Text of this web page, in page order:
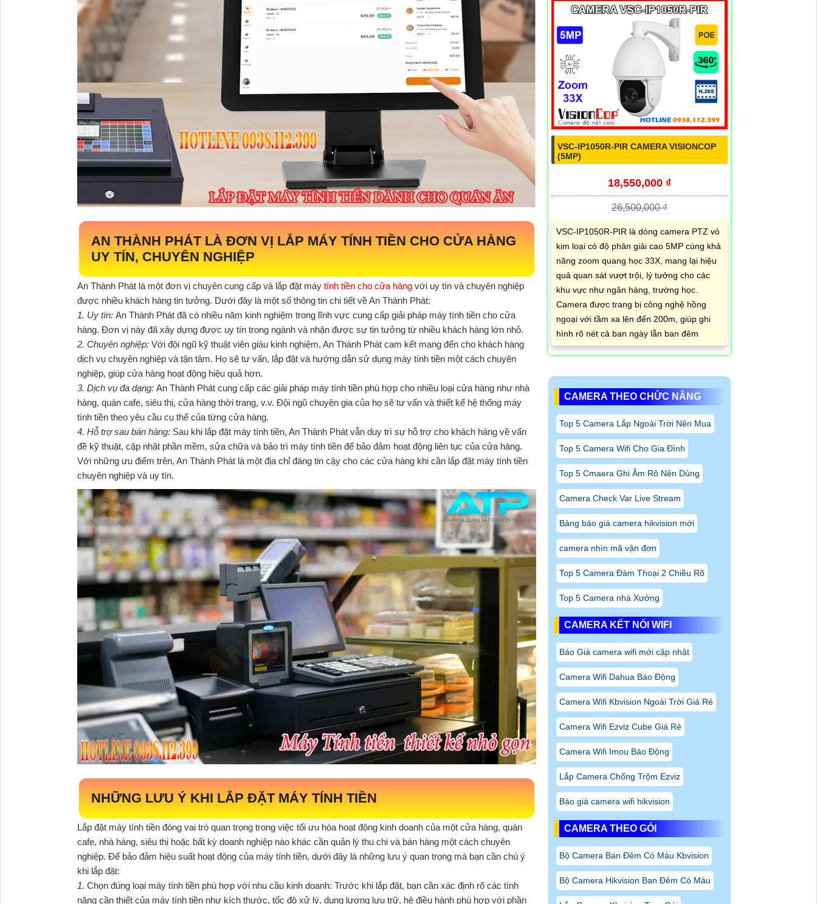
AN THÀNH PHÁT LÀ ĐƠN VỊ LẮP MÁY TÍNH TIỀN CHO CỬA HÀNG
UY TÍN, CHUYÊN NGHIỆP
An Thành Phát là một đơn vị chuyên cung cấp và lắp đặt máy tính tiền cho cửa hàng với uy tín và chuyên nghiệp
được nhiều khách hàng tin tưởng. Dưới đây là một số thông tin chi tiết về An Thành Phát:
1. Uy tín: An Thành Phát đã có nhiều năm kinh nghiệm trong lĩnh vực cung cấp giải pháp máy tính tiền cho cửa
hàng. Đơn vị này đã xây dựng được uy tín trong ngành và nhận được sự tin tưởng từ nhiều khách hàng lớn nhỏ.
2. Chuyên nghiệp: Với đội ngũ kỹ thuật viên giàu kinh nghiệm, An Thành Phát cam kết mang đến cho khách hàng
dịch vụ chuyên nghiệp và tận tâm. Họ sẽ tư vấn, lắp đặt và hướng dẫn sử dụng máy tính tiền một cách chuyên
nghiệp, giúp cửa hàng hoạt động hiệu quả hơn.
3. Dịch vụ đa dạng: An Thành Phát cung cấp các giải pháp máy tính tiền phù hợp cho nhiều loại cửa hàng như nhà
hàng, quán cafe, siêu thị, cửa hàng thời trang, v.v. Đội ngũ chuyên gia của họ sẽ tư vấn và thiết kế hệ thống máy
tính tiền theo yêu cầu cụ thể của từng cửa hàng.
4. Hỗ trợ sau bán hàng: Sau khi lắp đặt máy tính tiền, An Thành Phát vẫn duy trì sự hỗ trợ cho khách hàng về vấn
đề kỹ thuật, cập nhật phần mềm, sửa chữa và bảo trì máy tính tiền để bảo đảm hoạt động liên tục của cửa hàng.
Với những ưu điểm trên, An Thành Phát là một địa chỉ đáng tin cậy cho các cửa hàng khi cần lắp đặt máy tính tiền
chuyên nghiệp và uy tín.
NHỮNG LƯU Ý KHI LẮP ĐẶT MÁY TÍNH TIỀN
Lắp đặt máy tính tiền đóng vai trò quan trọng trong việc tối ưu hóa hoạt động kinh doanh của một cửa hàng, quán
cafe, nhà hàng, siêu thị hoặc bất kỳ doanh nghiệp nào khác cần quản lý thu chi và bán hàng một cách chuyên
nghiệp. Để bảo đảm hiệu suất hoạt động của máy tính tiền, dưới đây là những lưu ý quan trọng mà bạn cần chú ý
khi lắp đặt:
1. Chọn đúng loại máy tính tiền phù hợp với nhu cầu kinh doanh: Trước khi lắp đặt, bạn cần xác định rõ các tính
năng cần thiết của máy tính tiền như kích thước, tốc độ xử lý, dung lượng lưu trữ, hệ điều hành phù hợp với phần
VSC-IP1050R-PIR CAMERA VISIONCOP
(5MP)
18,550,000 ₫
26,500,000 ₫
VSC-IP1050R-PIR là dòng camera PTZ vỏ
kim loại có độ phân giải cao 5MP cùng khả
năng zoom quang học 33X, mang lại hiệu
quả quan sát vượt trội, lý tưởng cho các
khu vực như ngân hàng, trường học.
Camera được trang bị công nghệ hồng
ngoại với tầm xa lên đến 200m, giúp ghi
hình rõ nét cả ban ngày lẫn ban đêm
CAMERA THEO CHỨC NĂNG
Top 5 Camera Lắp Ngoài Trời Nên Mua
Top 5 Camera Wifi Cho Gia Đình
Top 5 Cmaera Ghi Âm Rõ Nên Dùng
Camera Check Var Live Stream
Bảng báo giá camera hikvision mới
camera nhìn mã vận đơn
Top 5 Camera Đàm Thoại 2 Chiều Rõ
Top 5 Camera nhà Xưởng
CAMERA KẾT NỐI WIFI
Báo Giá camera wifi mới cập nhật
Camera Wifi Dahua Báo Động
Camera Wifi Kbvision Ngoài Trời Giá Rẻ
Camera Wifi Ezviz Cube Giá Rẻ
Camera Wifi Imou Báo Động
Lắp Camera Chống Trộm Ezviz
Báo giá camera wifi hikvision
CAMERA THEO GÓI
Bộ Camera Ban Đêm Có Màu Kbvision
Bộ Camera Hikvision Ban Đêm Có Màu